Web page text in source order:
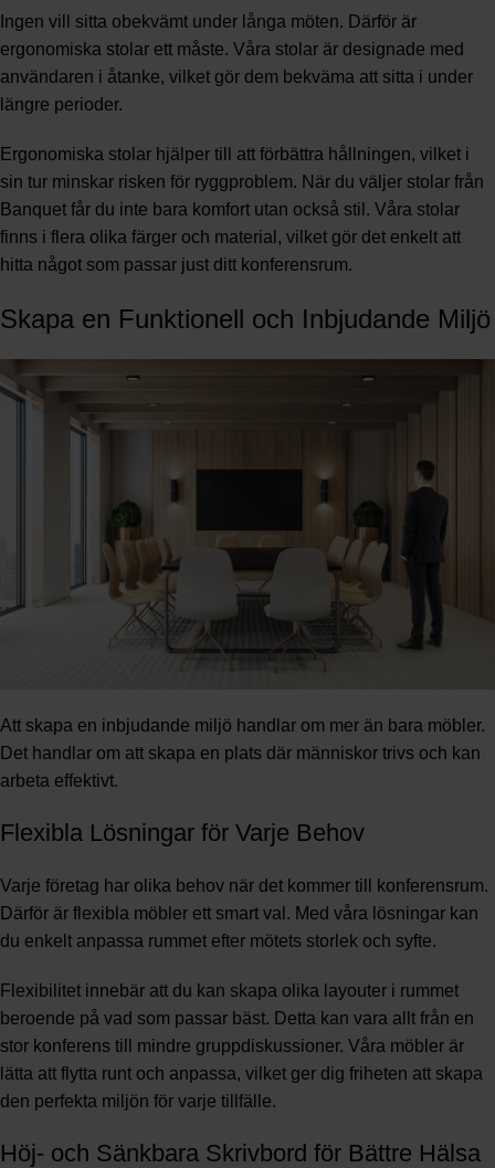
Ingen vill sitta obekvämt under långa möten. Därför är
ergonomiska stolar ett måste. Våra stolar är designade med
användaren i åtanke, vilket gör dem bekväma att sitta i under
längre perioder.
Ergonomiska stolar hjälper till att förbättra hållningen, vilket i
sin tur minskar risken för ryggproblem. När du väljer stolar från
Banquet får du inte bara komfort utan också stil. Våra stolar
finns i flera olika färger och material, vilket gör det enkelt att
hitta något som passar just ditt konferensrum.
Skapa en Funktionell och Inbjudande Miljö
Att skapa en inbjudande miljö handlar om mer än bara möbler.
Det handlar om att skapa en plats där människor trivs och kan
arbeta effektivt.
Flexibla Lösningar för Varje Behov
Varje företag har olika behov när det kommer till konferensrum.
Därför är flexibla möbler ett smart val. Med våra lösningar kan
du enkelt anpassa rummet efter mötets storlek och syfte.
Flexibilitet innebär att du kan skapa olika layouter i rummet
beroende på vad som passar bäst. Detta kan vara allt från en
stor konferens till mindre gruppdiskussioner. Våra möbler är
lätta att flytta runt och anpassa, vilket ger dig friheten att skapa
den perfekta miljön för varje tillfälle.
Höj- och Sänkbara Skrivbord för Bättre Hälsa